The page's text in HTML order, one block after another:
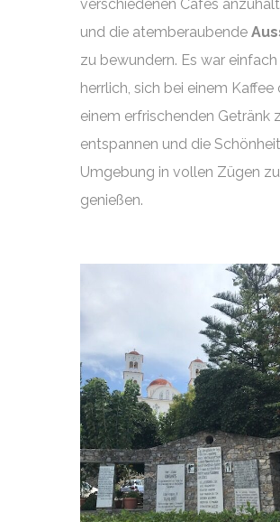
verschiedenen Cafés
und die atemberaubende
zu bewundern. Es war einfach
herrlich, sich bei einem Kaffee
einem erfrischenden Getränk
entspannen und die
Umgebung in vollen Zügen zu
genießen.